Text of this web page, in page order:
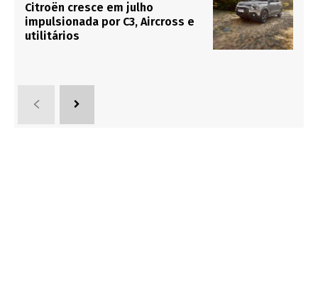
Citroën cresce em julho
impulsionada por C3, Aircross e
utilitários